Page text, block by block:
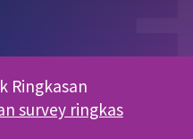
Ringkasan
survey ringkas